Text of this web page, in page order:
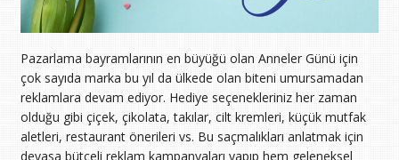
Pazarlama bayramlarının en büyüğü olan Anneler Günü için
çok sayıda marka bu yıl da ülkede olan biteni umursamadan
reklamlara devam ediyor. Hediye seçenekleriniz her zaman
olduğu gibi çiçek, çikolata, takılar, cilt kremleri, küçük mutfak
aletleri, restaurant önerileri vs. Bu saçmalıkları anlatmak için
devasa bütçeli reklam kampanyaları yapıp hem geleneksel